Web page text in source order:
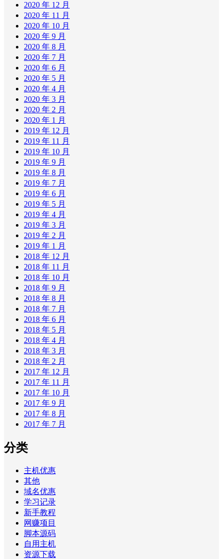
2020 年 12 月
2020 年 11 月
2020 年 10 月
2020 年 9 月
2020 年 8 月
2020 年 7 月
2020 年 6 月
2020 年 5 月
2020 年 4 月
2020 年 3 月
2020 年 2 月
2020 年 1 月
2019 年 12 月
2019 年 11 月
2019 年 10 月
2019 年 9 月
2019 年 8 月
2019 年 7 月
2019 年 6 月
2019 年 5 月
2019 年 4 月
2019 年 3 月
2019 年 2 月
2019 年 1 月
2018 年 12 月
2018 年 11 月
2018 年 10 月
2018 年 9 月
2018 年 8 月
2018 年 7 月
2018 年 6 月
2018 年 5 月
2018 年 4 月
2018 年 3 月
2018 年 2 月
2017 年 12 月
2017 年 11 月
2017 年 10 月
2017 年 9 月
2017 年 8 月
2017 年 7 月
分类
主机优惠
其他
域名优惠
学习记录
新手教程
网赚项目
脚本源码
自用主机
资源下载